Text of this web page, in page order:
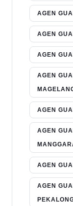
AGEN
AGEN
AGEN
AGEN
AGEN
AGEN
AGEN
AGEN